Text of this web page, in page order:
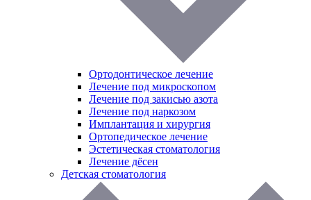
Ортодонтическое лечение
Лечение под микроскопом
Лечение под закисью азота
Лечение под наркозом
Имплантация и хирургия
Ортопедическое лечение
Эстетическая стоматология
Лечение дёсен
Детская стоматология